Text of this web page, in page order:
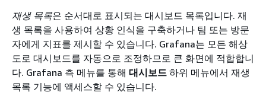
재생 목록은 순서대로 표시되는 대시보드 목록입니다. 재
생 목록을 사용하여 상황 인식을 구축하거나 팀 또는 방문
자에게 지표를 제시할 수 있습니다. Grafana는 모든 해상
도로 대시보드를 자동으로 조정하므로 큰 화면에 적합합니
다. Grafana 측 메뉴를 통해 대시보드 하위 메뉴에서 재생
목록 기능에 액세스할 수 있습니다.